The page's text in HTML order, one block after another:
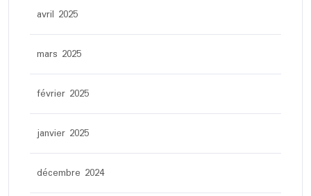
avril 2025
mars 2025
février 2025
janvier 2025
décembre 2024